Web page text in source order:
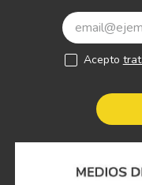
Acepto